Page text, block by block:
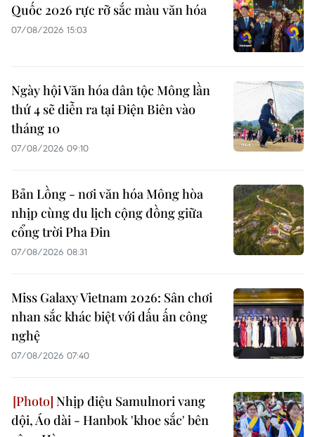
Quốc 2026 rực rỡ sắc màu văn hóa
07/08/2026 15:03
Ngày hội Văn hóa dân tộc Mông lần
thứ 4 sẽ diễn ra tại Điện Biên vào
tháng 10
07/08/2026 09:10
Bản Lồng - nơi văn hóa Mông hòa
nhịp cùng du lịch cộng đồng giữa
cổng trời Pha Đin
07/08/2026 08:31
Miss Galaxy Vietnam 2026: Sân chơi
nhan sắc khác biệt với dấu ấn công
nghệ
07/08/2026 07:40
Nhịp điệu Samulnori vang
dội, Áo dài - Hanbok 'khoe sắc' bên